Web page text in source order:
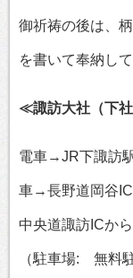
御祈祷の後は、
を書いて奉納し
≪諏訪大社（下
電車→JR下諏訪
車→長野道岡谷
中央道諏訪ICか
（駐車場: 無料